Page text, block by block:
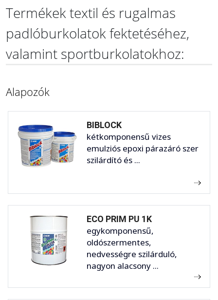
Termékek textil és rugalmas
padlóburkolatok fektetéséhez,
valamint sportburkolatokhoz:
Alapozók
BIBLOCK
kétkomponensű vizes
emulziós epoxi párazáró szer
szilárdító és ...
ECO PRIM PU 1K
egykomponensű,
oldószermentes,
nedvességre szilárduló,
nagyon alacsony ...